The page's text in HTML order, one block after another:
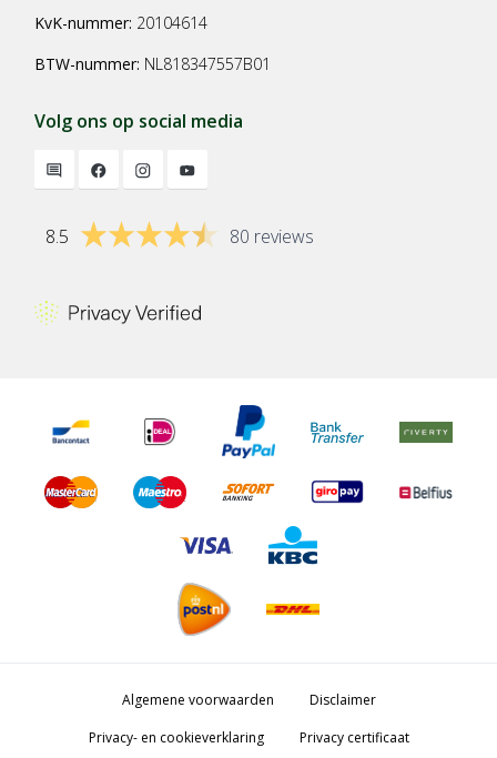
KvK-nummer: 20104614
BTW-nummer: NL818347557B01
Volg ons op social media
8.5 80 reviews
Algemene voorwaarden
Disclaimer
Privacy- en cookieverklaring
Privacy certificaat